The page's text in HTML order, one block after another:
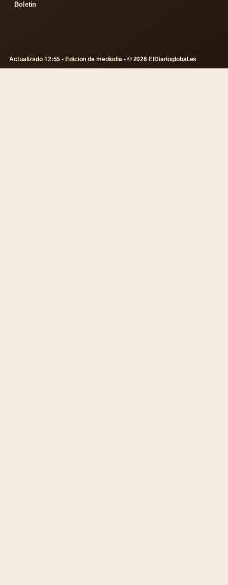
Boletin
Actualizado 12:55 • Edicion de mediodia • © 2026 ElDiarioglobal.es